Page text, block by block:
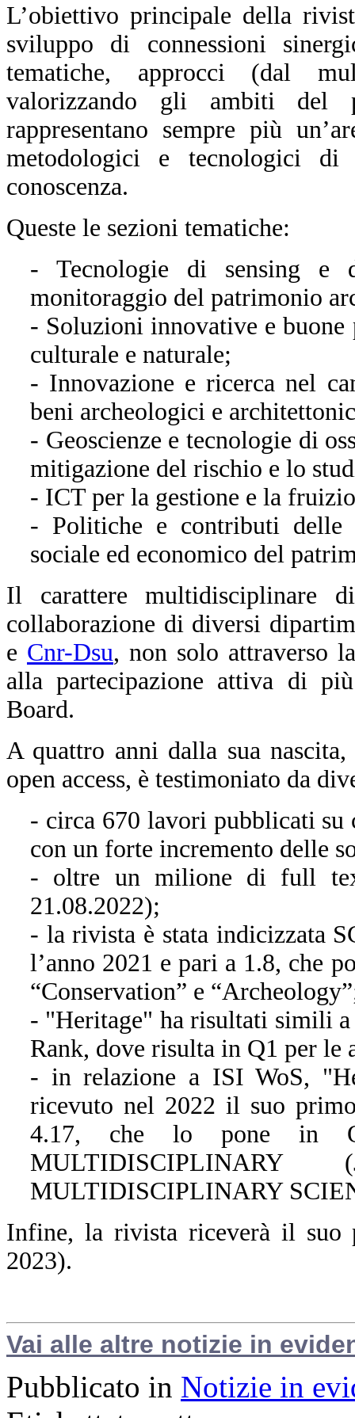
L’obiettivo principale della
sviluppo di connessioni
tematiche, approcci (dal
valorizzando gli ambiti del
rappresentano sempre più
metodologici e tecnologici
conoscenza.
Queste le sezioni tematiche:
- Tecnologie di sensing e
monitoraggio del patrimonio
- Soluzioni innovative e
culturale e naturale;
- Innovazione e ricerca nel
beni archeologici e
- Geoscienze e tecnologie di
mitigazione del rischio e lo
- ICT per la gestione e la
- Politiche e contributi delle
sociale ed economico del
Il carattere multidisciplinare
collaborazione di diversi
e Cnr-Dsu, non solo attraverso
alla partecipazione attiva di
Board.
A quattro anni dalla sua
open access, è testimoniato da
- circa 670 lavori pubblicati su
con un forte incremento delle
- oltre un milione di full
21.08.2022);
- la rivista è stata indicizzata
l’anno 2021 e pari a 1.8, che
“Conservation” e
- "Heritage" ha risultati simili
Rank, dove risulta in Q1 per le
- in relazione a ISI WoS,
ricevuto nel 2022 il suo
4.17, che lo pone in
MULTIDISCIPLINARY
Infine, la rivista riceverà il suo
2023).
Vai alle altre notizie in
Pubblicato in Notizie in